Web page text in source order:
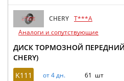
CHERY T***A
Аналоги и сопутствующие
ДИСК ТОРМОЗНОЙ ПЕРЕДНИЙ
CHERY)
K111
от 4 дн. 61 шт